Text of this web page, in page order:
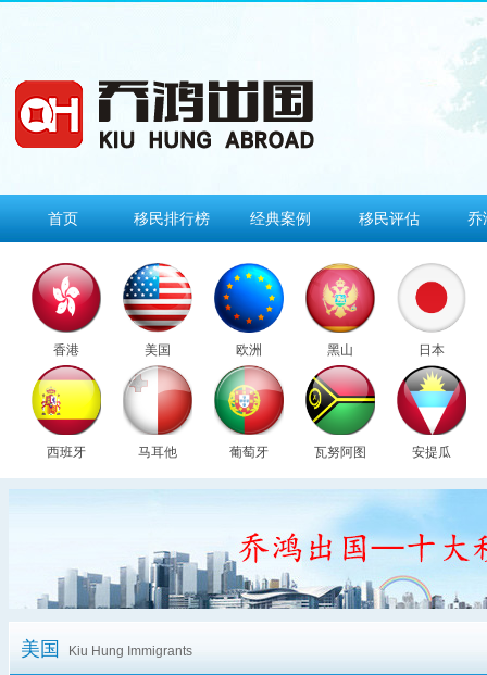
首页 移民排行榜 经典案例 移民评估 乔
香港 美国 欧洲 黑山 日本
西班牙 马耳他 葡萄牙 瓦努阿图 安提瓜
美国 Kiu Hung Immigrants